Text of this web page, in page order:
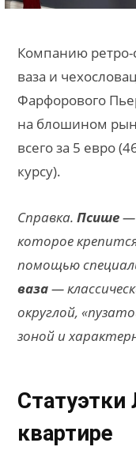
Компанию ретро-
ваза и
Фарфорового
на блошином
всего за 5 евро
курсу).
Справка. Псише—
которое
помощью
ваза—
округлой,
зоной и
квартире